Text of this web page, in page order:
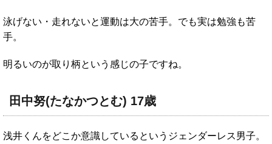
泳げない・走れないと運動は大の苦手。でも実は勉強も苦
手。
明るいのが取り柄という感じの子ですね。
田中努(たなかつとむ) 17歳
浅井くんをどこか意識しているというジェンダーレス男子。